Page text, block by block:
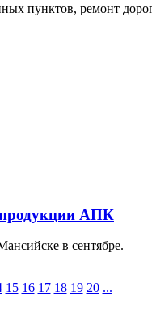
пунктов, ремонт
продукции АПК
в сентябре.
15 16 17 18 19 20 ...